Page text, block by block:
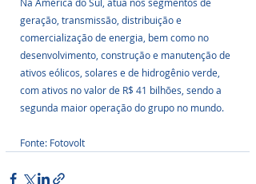
Na América do Sul, atua nos segmentos de
geração, transmissão, distribuição e
comercialização de energia, bem como no
desenvolvimento, construção e manutenção de
ativos eólicos, solares e de hidrogênio verde,
com ativos no valor de R$ 41 bilhões, sendo a
segunda maior operação do grupo no mundo.
Fonte: Fotovolt